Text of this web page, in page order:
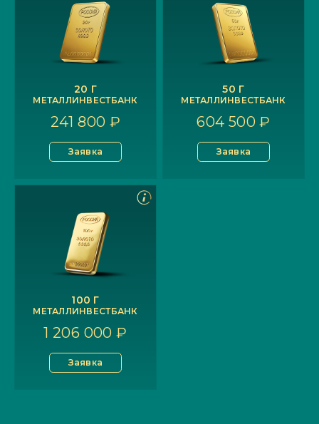
20 Г
МЕТАЛЛИНВЕСТБАНК
241 800 ₽
Заявка
50 Г
МЕТАЛЛИНВЕСТБАНК
604 500 ₽
Заявка
100 Г
МЕТАЛЛИНВЕСТБАНК
1 206 000 ₽
Заявка